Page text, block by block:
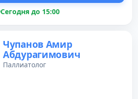
Сегодня до 15:00
Чупанов Амир
Абдурагимович
Паллиатолог